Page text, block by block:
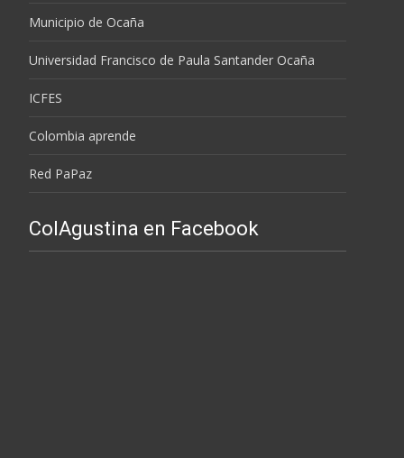
Municipio de Ocaña
Universidad Francisco de Paula Santander Ocaña
ICFES
Colombia aprende
Red PaPaz
ColAgustina en Facebook